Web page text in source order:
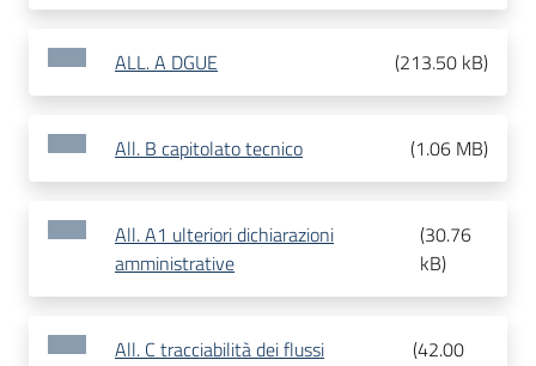
ALL. A DGUE (213.50 kB)
All. B capitolato tecnico (1.06 MB)
All. A1 ulteriori dichiarazioni
amministrative
(30.76
kB)
All. C tracciabilità dei flussi
(42.00